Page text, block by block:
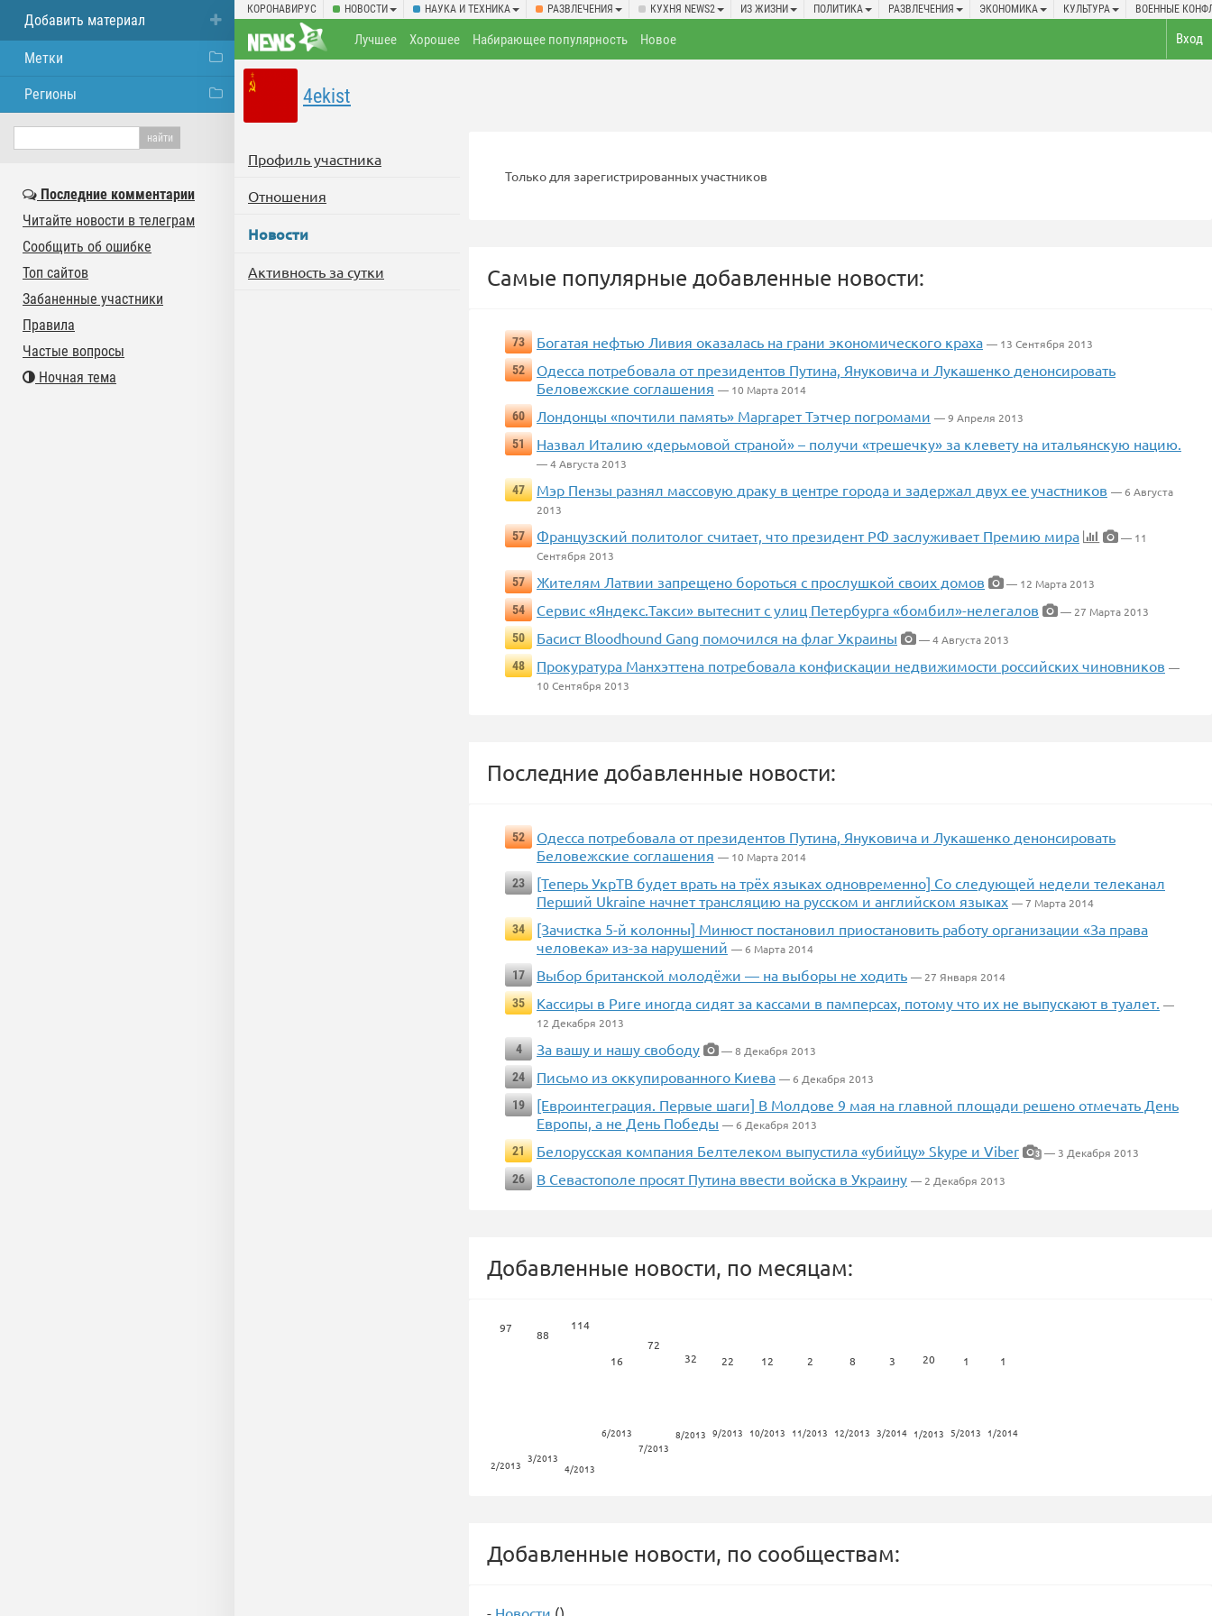
КОРОНАВИРУС НОВОСТИ НАУКА И ТЕХНИКА РАЗВЛЕЧЕНИЯ КУХНЯ NEWS2 ИЗ ЖИЗНИ ПОЛИТИКА РАЗВЛЕЧЕНИЯ ЭКОНОМИКА КУЛЬТУРА ВОЕННЫЕ
Вход
Лучшее Хорошее Набирающее популярность Новое
4ekist
Профиль участника
Отношения
Новости
Активность за сутки
Только для зарегистрированных участников
Самые популярные добавленные новости:
73 Богатая нефтью Ливия оказалась на грани экономического краха — 13 Сентября 2013
52
Одесса потребовала от президентов Путина, Януковича и Лукашенко денонсировать
Беловежские соглашения — 10 Марта 2014
60
Лондонцы «почтили память» Маргарет Тэтчер погромами — 9 Апреля 2013
51
Назвал Италию «дерьмовой страной» – получи «трешечку» за клевету на итальянскую нацию.
— 4 Августа 2013
47
Мэр Пензы разнял массовую драку в центре города и задержал двух ее участников — 6 Августа
2013
57
Французский политолог считает, что президент РФ заслуживает Премию мира
— 11
Сентября 2013
57
Жителям Латвии запрещено бороться с прослушкой своих домов
— 12 Марта 2013
54
Сервис «Яндекс.Такси» вытеснит с улиц Петербурга «бомбил»-нелегалов
— 27 Марта 2013
50
Басист Bloodhound Gang помочился на флаг Украины
— 4 Августа 2013
48
Прокуратура Манхэттена потребовала конфискации недвижимости российских чиновников —
10 Сентября 2013
Последние добавленные новости:
52
Одесса потребовала от президентов Путина, Януковича и Лукашенко денонсировать
Беловежские соглашения — 10 Марта 2014
23
[Теперь УкрТВ будет врать на трёх языках одновременно] Со следующей недели телеканал
Перший Ukraine начнет трансляцию на русском и английском языках — 7 Марта 2014
34
[Зачистка 5-й колонны] Минюст постановил приостановить работу организации «За права
человека» из-за нарушений — 6 Марта 2014
17
Выбор британской молодёжи — на выборы не ходить — 27 Января 2014
35
Кассиры в Риге иногда сидят за кассами в памперсах, потому что их не выпускают в туалет. —
12 Декабря 2013
4
За вашу и нашу свободу
— 8 Декабря 2013
24
Письмо из оккупированного Киева — 6 Декабря 2013
19
[Евроинтеграция. Первые шаги] В Молдове 9 мая на главной площади решено отмечать День
Европы, а не День Победы — 6 Декабря 2013
21
Белорусская компания Белтелеком выпустила «убийцу» Skype и Viber 3 — 3 Декабря 2013
26
В Севастополе просят Путина ввести войска в Украину — 2 Декабря 2013
Добавленные новости, по месяцам:
97
2/2013
88
3/2013
114
4/2013
16
6/2013
72
7/2013
32
8/2013
22
9/2013
12
10/2013
2
11/2013
8
12/2013
3
3/2014
20
1/2013
1
5/2013
1
1/2014
Добавленные новости, по сообществам:
- Новости ()
Добавить материал
Метки
Регионы
Последние комментарии
Читайте новости в телеграм
Сообщить об ошибке
Топ сайтов
Забаненные участники
Правила
Частые вопросы
Ночная тема